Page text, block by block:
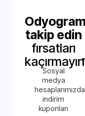
takip edin
fırsatları
Sosyal
medya
hesaplarımızda
indirim
kuponları